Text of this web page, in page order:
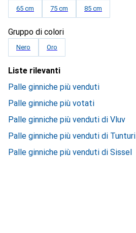
65 cm 75 cm 85 cm
Gruppo di colori
Nero Oro
Liste rilevanti
Palle ginniche più venduti
Palle ginniche più votati
Palle ginniche più venduti di Vluv
Palle ginniche più venduti di Tunturi
Palle ginniche più venduti di Sissel